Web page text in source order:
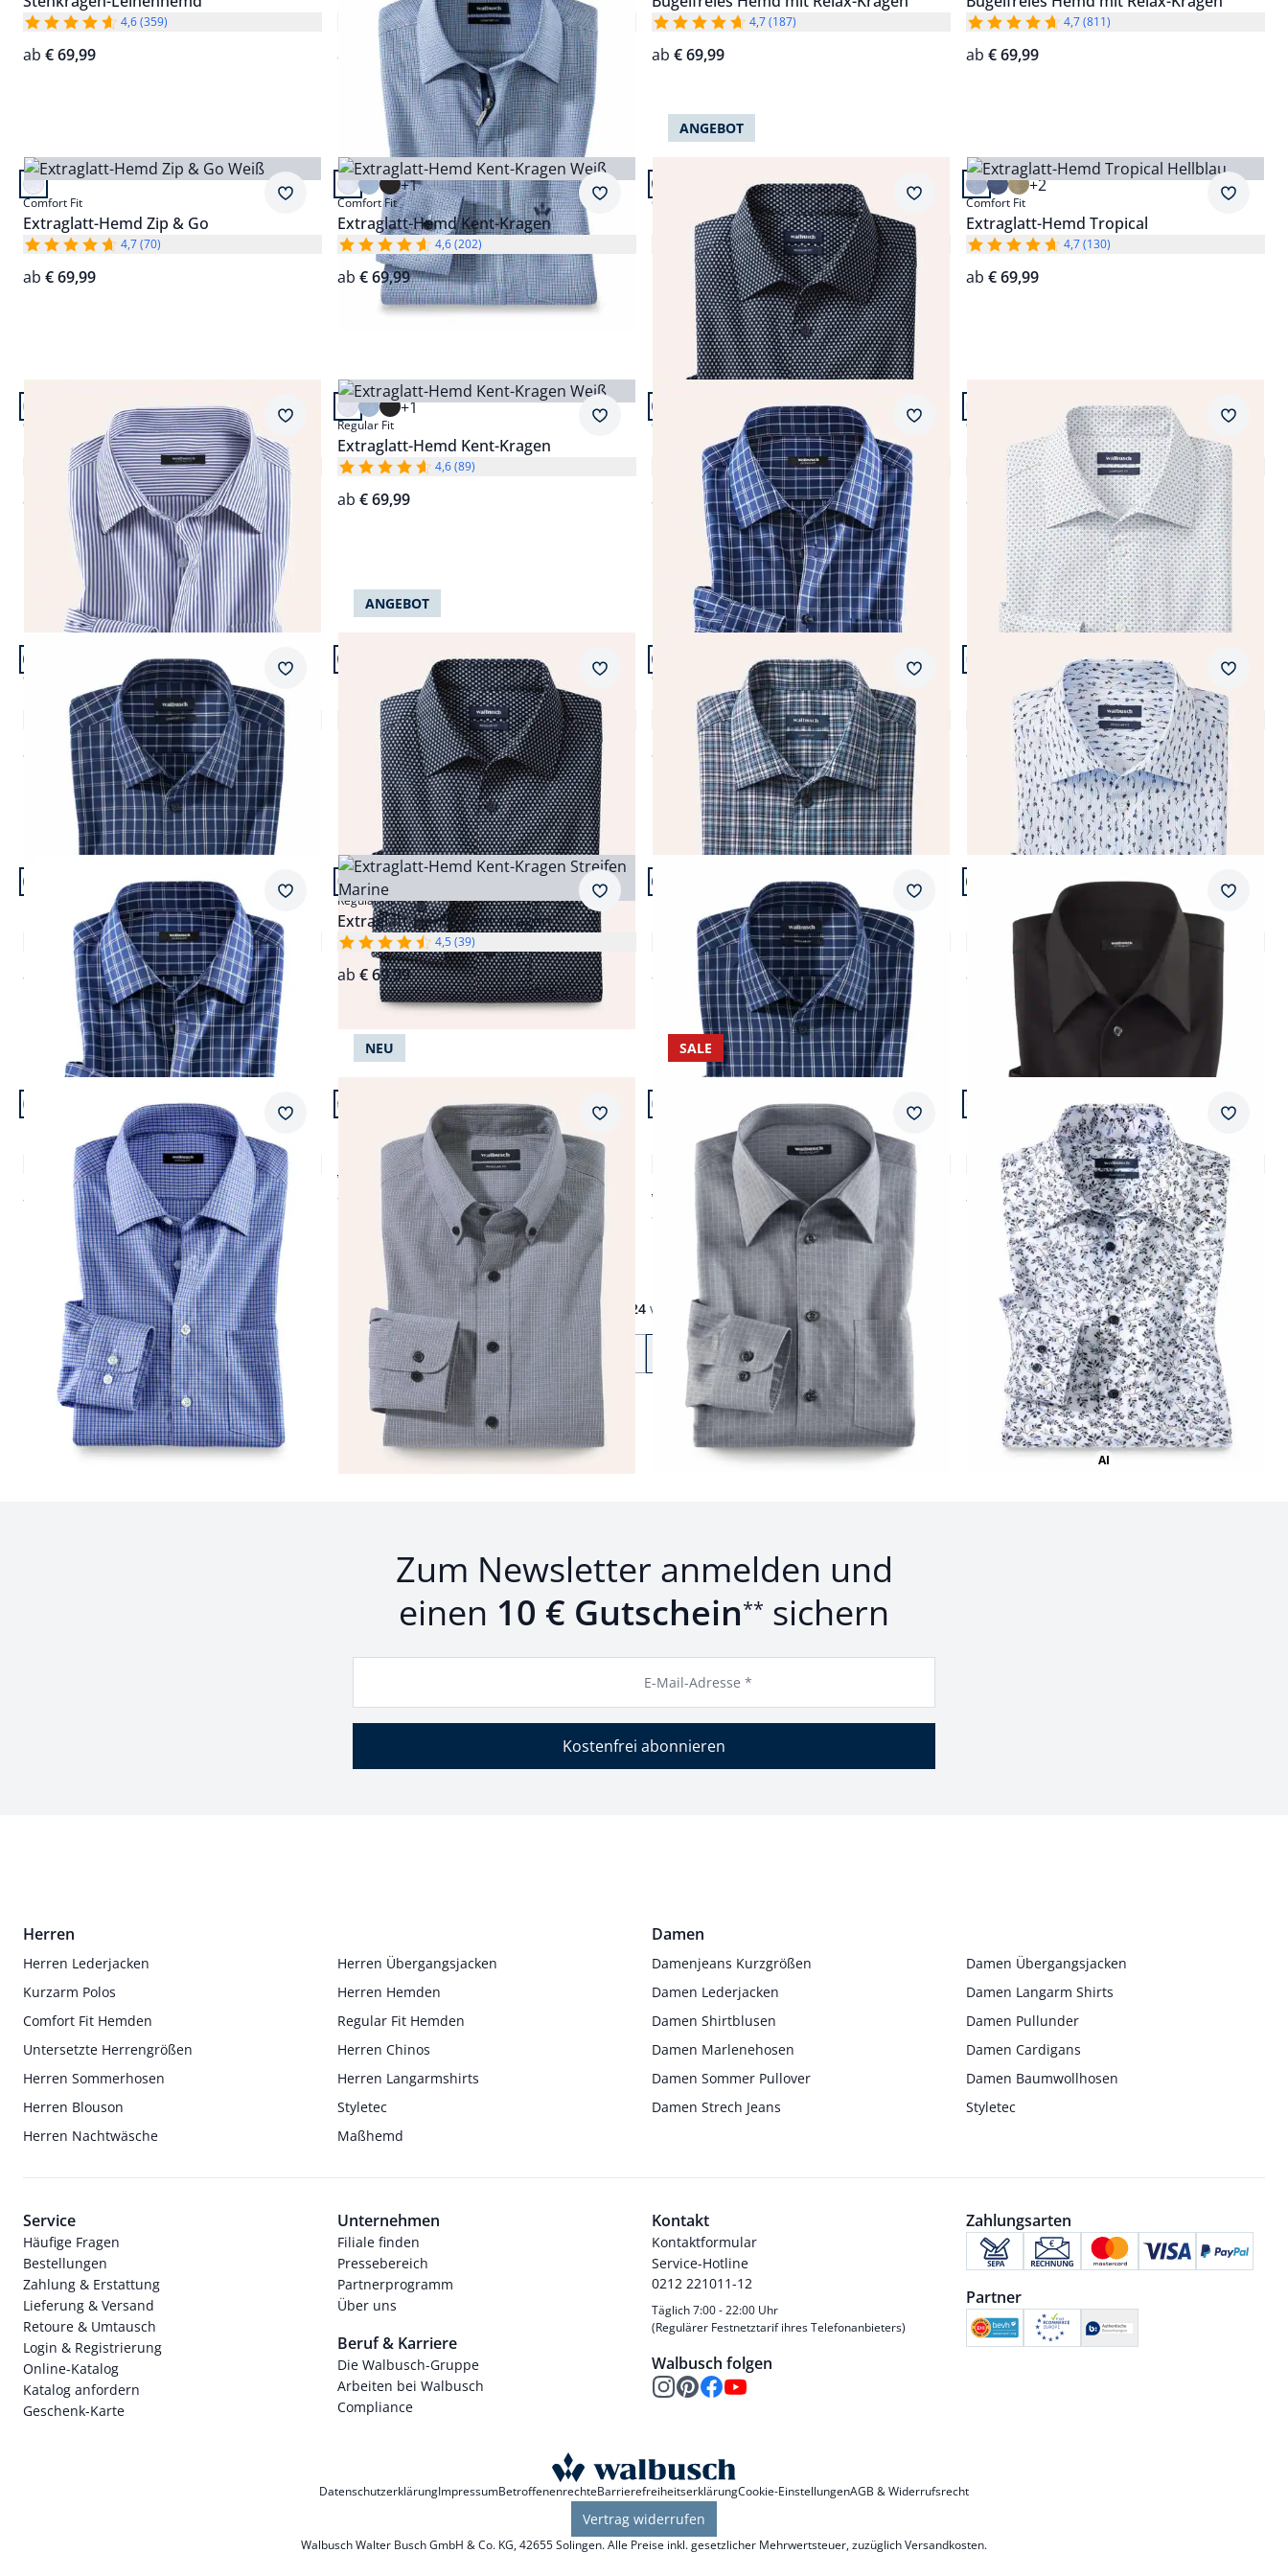
4,6 (359)
ab € 69,99
4,7 (48)
ab € 69,99
4,7 (187)
ab € 69,99
4,7 (811)
ab € 69,99
Artikel 5 von 24.
Passform Comfort Fit.
Comfort Fit
Extraglatt-Hemd Zip & Go
4,7 (70)
ab € 69,99
Merkzettel
Artikel 6 von 24.
Passform Comfort Fit.
+1
Comfort Fit
Extraglatt-Hemd Kent-Kragen
4,6 (202)
ab € 69,99
Merkzettel
Artikel 7 von 24.
Passform Comfort Fit.
ANGEBOT
Comfort Fit
Bügelfreies Hemd mit Relax-Kragen
5,0 (8)
Einzelpreis€ 69,99
Merkzettel
Artikel 8 von 24.
Passform Comfort Fit.
+2
Comfort Fit
Extraglatt-Hemd Tropical
4,7 (130)
ab € 69,99
Artikel 9 von 24.
Passform Comfort Fit.
Comfort Fit
Extraglatt-Hemd Kent-Kragen
4,8 (57)
ab € 69,99
Merkzettel
Artikel 10 von 24.
Passform Regular Fit.
+1
Regular Fit
Extraglatt-Hemd Kent-Kragen
4,6 (89)
ab € 69,99
Merkzettel
Artikel 11 von 24.
Passform Comfort Fit.
Comfort Fit
Extraglatt-Hemd Kent-Kragen
4,8 (36)
ab € 69,99
Merkzettel
Artikel 12 von 24.
Passform Comfort Fit.
Comfort Fit
Bügelfreies Hemd mit Relax-Kragen
5,0 (1)
ab € 69,99
Artikel 13 von 24.
Passform Comfort Fit.
Comfort Fit
Bügelfreies Hemd mit Relax-Kragen
5,0 (2)
ab € 69,99
Merkzettel
Artikel 14 von 24.
Passform Regular Fit.
ANGEBOT
Regular Fit
Bügelfreies Hemd mit Relax-Kragen
4,7 (3)
Einzelpreis€ 69,99
Merkzettel
Artikel 15 von 24.
Passform Comfort Fit.
Comfort Fit
Extraglatt-Hemd Tropical
5,0 (8)
ab € 69,99
Merkzettel
Artikel 16 von 24.
Passform Regular Fit.
Regular Fit
Bügelfreies Hemd mit Relax-Kragen
5,0 (1)
ab € 69,99
Artikel 17 von 24.
Passform Regular Fit.
Regular Fit
Extraglatt-Hemd Kent-Kragen
4,7 (36)
ab € 69,99
Merkzettel
Artikel 18 von 24.
Passform Regular Fit.
Regular Fit
Extraglatt-Hemd Kent-Kragen
4,5 (39)
ab € 69,99
Merkzettel
Artikel 19 von 24.
Passform Regular Fit.
Regular Fit
Bügelfreies Hemd mit Relax-Kragen
5,0 (1)
ab € 69,99
Merkzettel
Artikel 20 von 24.
Passform Regular Fit.
Regular Fit
Bügelfreies Hemd mit Relax-Kragen
4,3 (12)
ab € 69,99
Artikel 21 von 24.
Passform Regular Fit.
Regular Fit
Extraglatt-Hemd Kent-Kragen
4,5 (4)
ab € 69,99
Merkzettel
Artikel 22 von 24.
Passform Regular Fit.
NEU
Regular Fit
Hemd mit Kent-Kragen Button Down
ab € 69,99
ab € 59,99 (-14%)
Merkzettel
Artikel 23 von 24.
Passform Regular Fit.
SALE
Regular Fit
Bügelfreies Hemd mit Relax-Kragen
4,9 (67)
ab € 69,99
ab € 34,99 (-50%)
Merkzettel
Artikel 24 von 24.
Passform Regular Fit.
Regular Fit
Extraglatt-Hemd Kent-Kragen
4,6 (5)
ab € 69,99
Seite 1 geladen. Zeige Produkte 1 bis 24 von 33. 1 24 von 33
Zurück Weiterzu Seite 2
AI
Zum Newsletter anmelden und
einen 10 € Gutschein** sichern
E-Mail-Adresse *
Kostenfrei abonnieren
Herren
Herren Lederjacken
Herren Übergangsjacken
Kurzarm Polos
Herren Hemden
Comfort Fit Hemden
Regular Fit Hemden
Untersetzte Herrengrößen
Herren Chinos
Herren Sommerhosen
Herren Langarmshirts
Herren Blouson
Styletec
Herren Nachtwäsche
Maßhemd
Damen
Damenjeans Kurzgrößen
Damen Übergangsjacken
Damen Lederjacken
Damen Langarm Shirts
Damen Shirtblusen
Damen Pullunder
Damen Marlenehosen
Damen Cardigans
Damen Sommer Pullover
Damen Baumwollhosen
Damen Strech Jeans
Styletec
Service
Häufige Fragen
Bestellungen
Zahlung & Erstattung
Lieferung & Versand
Retoure & Umtausch
Login & Registrierung
Online-Katalog
Katalog anfordern
Geschenk-Karte
Unternehmen
Filiale finden
Pressebereich
Partnerprogramm
Über uns
Beruf & Karriere
Die Walbusch-Gruppe
Arbeiten bei Walbusch
Compliance
Kontakt
Kontaktformular
Service-Hotline
0212 221011-12
Täglich 7:00 - 22:00 Uhr
(Regulärer Festnetztarif ihres Telefonanbieters)
Walbusch folgen
Zahlungsarten
Partner
DatenschutzerklärungImpressumBetroffenenrechteBarrierefreiheitserklärungCookie-EinstellungenAGB & Widerrufsrecht
Vertrag widerrufen
Walbusch Walter Busch GmbH & Co. KG, 42655 Solingen. Alle Preise inkl. gesetzlicher Mehrwertsteuer, zuzüglichVersandkosten.